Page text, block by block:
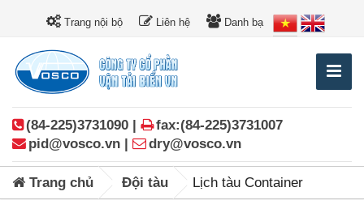
Trang nội bộ Liên hệ Danh bạ
(84-225)3731090 |
fax:(84-225)3731007
pid@vosco.vn |
dry@vosco.vn
Trang chủ Đội tàu Lịch tàu Container